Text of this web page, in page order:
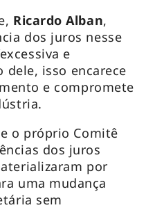
Ricardo Alban,
dos juros nesse
e
dele, isso encarece
e compromete
o próprio Comitê
dos juros
por
uma mudança
sem